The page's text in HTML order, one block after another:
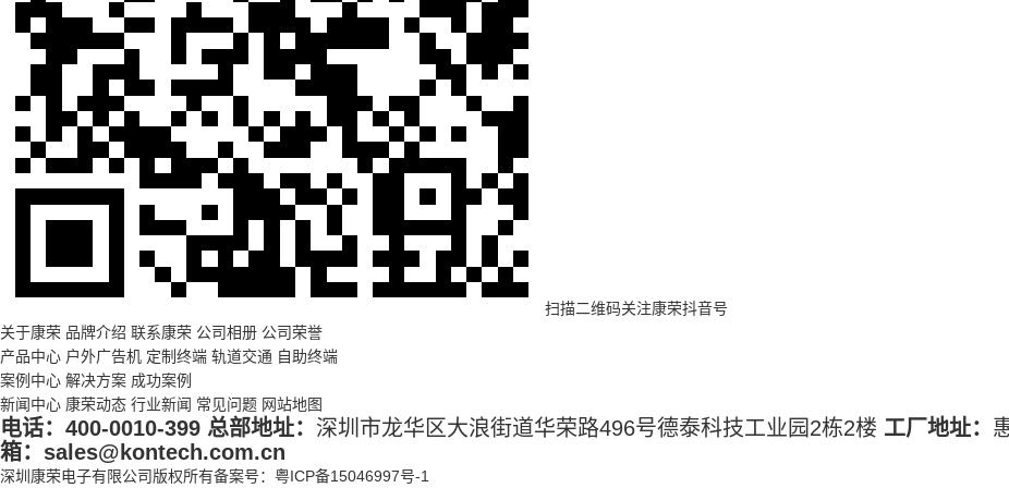
扫描二维码关注康荣抖音号
关于康荣 品牌介绍 联系康荣 公司相册 公司荣誉
产品中心 户外广告机 定制终端 轨道交通 自助终端
案例中心 解决方案 成功案例
新闻中心 康荣动态 行业新闻 常见问题 网站地图
电话： 400-0010-399 总部地址： 深圳市龙华区大浪街道华荣路496号德泰科技工业园2栋2楼 工厂地址：
箱：sales@kontech.com.cn
深圳康荣电子有限公司版权所有备案号： 粤ICP备15046997号-1